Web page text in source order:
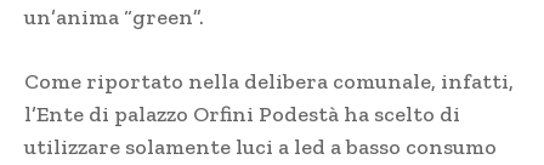
un’anima “green”.
Come riportato nella delibera comunale, infatti,
l’Ente di palazzo Orfini Podestà ha scelto di
utilizzare solamente luci a led a basso consumo